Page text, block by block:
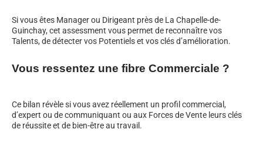
Si vous êtes Manager ou Dirigeant près de La Chapelle-de-
Guinchay, cet assessment vous permet de reconnaître vos
Talents, de détecter vos Potentiels et vos clés d’amélioration.
Vous ressentez une fibre Commerciale ?
Ce bilan révèle si vous avez réellement un profil commercial,
d’expert ou de communiquant ou aux Forces de Vente leurs clés
de réussite et de bien-être au travail.